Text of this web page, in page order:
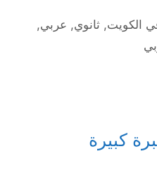
الكويت,ثانوي, عربي,
كبيرة